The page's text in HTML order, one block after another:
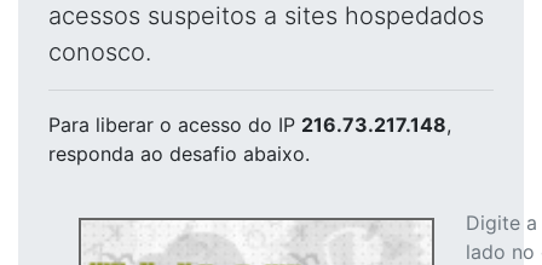
acessos suspeitos a sites hospedados
conosco.
Para liberar o acesso do IP 216.73.217.148,
responda ao desafio abaixo.
Digite
lado no